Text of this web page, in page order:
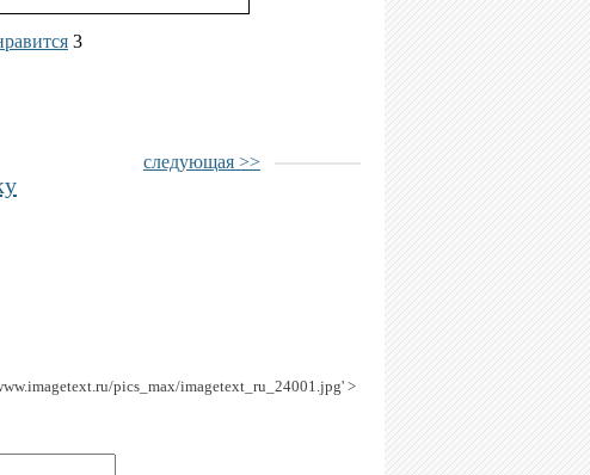
3
следующая >>
pics_max/imagetext_ru_24001.jpg' >